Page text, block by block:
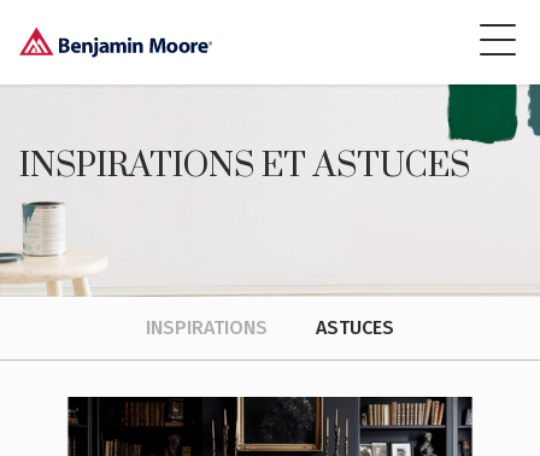
INSPIRATIONS ET ASTUCES
INSPIRATIONS ASTUCES